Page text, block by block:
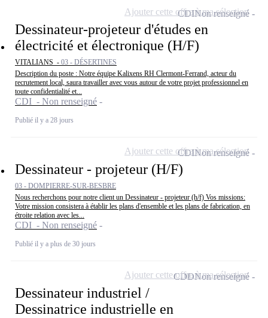
Dessinateur-projeteur d'études en
électricité et électronique (H/F)
VITALIANS - 03 - DÉSERTINES
Description du poste : Notre équipe Kalixens RH Clermont-Ferrand, acteur du
recrutement local, saura travailler avec vous autour de votre projet professionnel en
toute confidentialité et...
CDI - Non renseigné
Publié il y a 28 jours
CDINon renseigné
Ajouter cette offre à ma sélection
Dessinateur - projeteur (H/F)
03 - DOMPIERRE-SUR-BESBRE
Nous recherchons pour notre client un Dessinateur - projeteur (h/f) Vos missions:
Votre mission consistera à établir les plans d'ensemble et les plans de fabrication, en
étroite relation avec les...
CDI - Non renseigné
Publié il y a plus de 30 jours
CDINon renseigné
Ajouter cette offre à ma sélection
Dessinateur industriel /
Dessinatrice industrielle en
CDDNon renseigné
Ajouter cette offre à ma sélection